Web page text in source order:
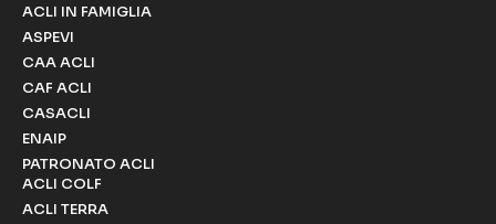
ACLI IN FAMIGLIA
ASPEVI
CAA ACLI
CAF ACLI
CASACLI
ENAIP
PATRONATO ACLI
ACLI COLF
ACLI TERRA